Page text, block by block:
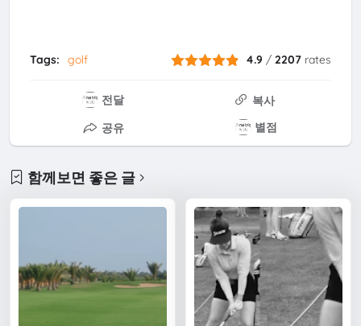
Tags: golf 4.9 /2207 rates
전달
복사
공유
별점
함께보면 좋은 글